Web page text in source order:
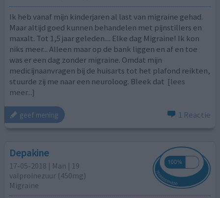
Ik heb vanaf mijn kinderjaren al last van migraine gehad.
Maar altijd goed kunnen behandelen met pijnstillers en
maxalt. Tot 1,5 jaar geleden.... Elke dag Migraine! Ik kon
niks meer... Alleen maar op de bank liggen en af en toe
was er een dag zonder migraine. Omdat mijn
medicijnaanvragen bij de huisarts tot het plafond reikten,
stuurde zij me naar een neuroloog. Bleek dat [lees
meer...]
geef mening 1 Reactie
Depakine
17-05-2018 | Man | 19
valproinezuur (450mg)
Migraine